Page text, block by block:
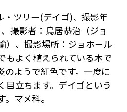
ツリー(デイゴ)、撮影年
撮影者：鳥居恭治（ジョ
）、撮影場所：ジョホール
もよく植えられている木で
のようで紅色です。一度に
目立ちます。デイゴという
マメ科。